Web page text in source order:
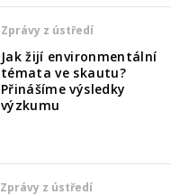
Zprávy z ústředí
Jak žijí environmentální
témata ve skautu?
Přinášíme výsledky
výzkumu
Zprávy z ústředí